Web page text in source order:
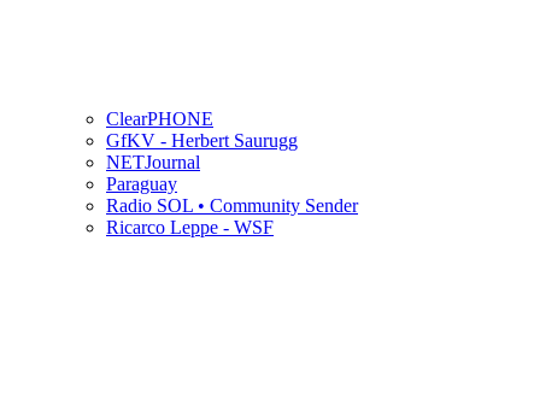
ClearPHONE
GfKV - Herbert Saurugg
NETJournal
Paraguay
Radio SOL • Community Sender
Ricarco Leppe - WSF